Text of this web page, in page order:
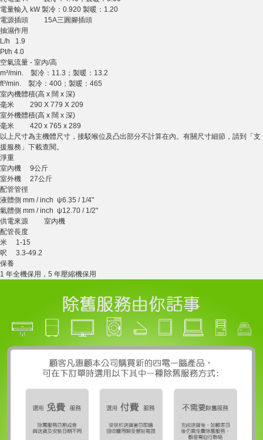
電量輸入 kW 製冷：0.920 製暖：1.20
電源插頭 15A三圓腳插頭
抽濕作用
L/h 1.9
Pt/h 4.0
空氣流量 - 室內/高
m³/min. 製冷：11.3；製暖：13.2
ft³/min. 製冷：400；製暖：465
室內機體積(高 x 闊 x 深)
毫米 290 X 779 X 209
室外機體積(高 x 闊 x 深)
毫米 420 x 765 x 289
以上尺寸為主機體尺寸，接駁喉位及凸出部分不計算在內。有關尺寸細節，請到「支
援服務」下載查閱。
淨重
室內機 9公斤
室外機 27公斤
配管管徑
液體側 mm / inch ψ6.35 / 1/4"
氣體側 mm / inch ψ12.70 / 1/2"
供電來源 室內機
配管長度
米 1-15
呎 3.3-49.2
保養
1 年全機保用，5 年壓縮機保用